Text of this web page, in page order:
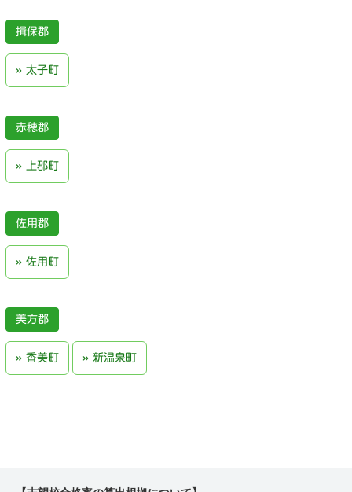
揖保郡
太子町
赤穂郡
上郡町
佐用郡
佐用町
美方郡
香美町 新温泉町